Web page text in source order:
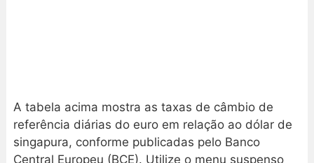
A tabela acima mostra as taxas de câmbio de
referência diárias do euro em relação ao dólar de
singapura, conforme publicadas pelo Banco
Central Europeu (BCE). Utilize o menu suspenso